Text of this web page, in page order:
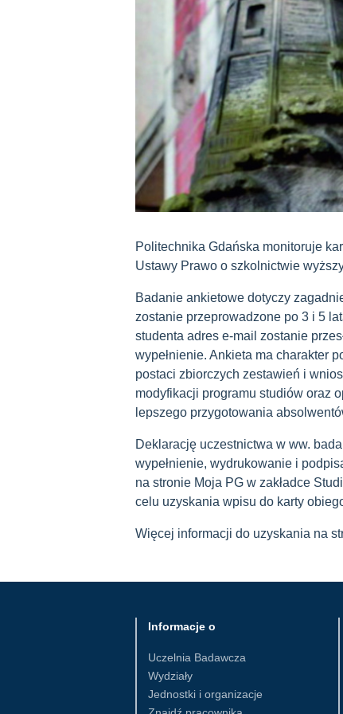
Politechnika Gdańska monitoruje
Ustawy Prawo o szkolnictwie
Badanie ankietowe dotyczy
zostanie przeprowadzone po 3 i 5
studenta adres e-mail zostanie
wypełnienie. Ankieta ma charakter
postaci zbiorczych zestawień i
modyfikacji programu studiów oraz
lepszego przygotowania
Deklarację uczestnictwa w ww.
wypełnienie, wydrukowanie i
na stronie Moja PG w zakładce
celu uzyskania wpisu do karty
Więcej informacji do uzyskania na
Informacje o
Uczelnia Badawcza
Wydziały
Jednostki i organizacje